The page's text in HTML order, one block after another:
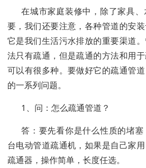
在城市家庭装修中，除了家具
要，我们还要注意，各种管道的安
它是我们生活污水排放的重要渠道
法只有疏通，但是疏通的方法和用
可以有很多种。要做好它的疏通管
的一系列问题。
1、问：怎么疏通管道？
答：要先看你是什么性质的堵
台电动管道疏通机，如果是自己家
疏通器，操作简单，长度任选。